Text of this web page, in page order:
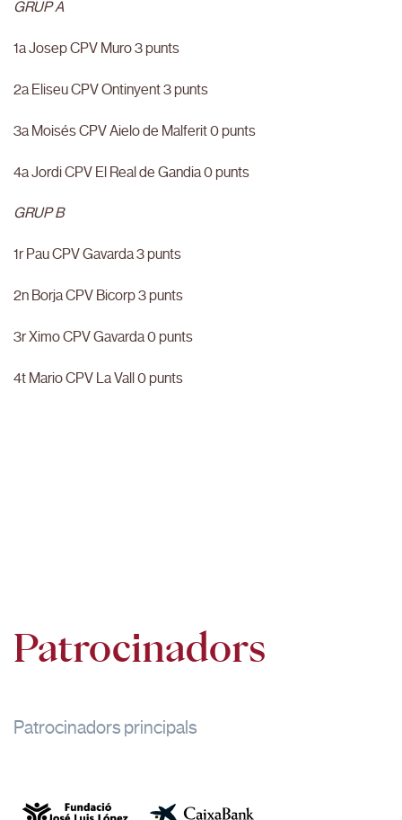
GRUP A
1a Josep CPV Muro 3 punts
2a Eliseu CPV Ontinyent 3 punts
3a Moisés CPV Aielo de Malferit 0 punts
4a Jordi CPV El Real de Gandia 0 punts
GRUP B
1r Pau CPV Gavarda 3 punts
2n Borja CPV Bicorp 3 punts
3r Ximo CPV Gavarda 0 punts
4t Mario CPV La Vall 0 punts
Patrocinadors
Patrocinadors principals